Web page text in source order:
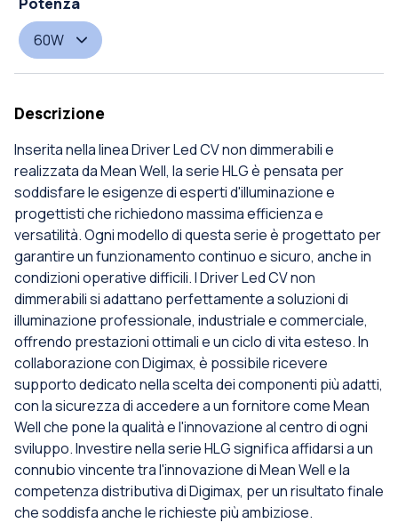
60W
Descrizione
Inserita nella linea Driver Led CV non dimmerabili e
realizzata da Mean Well, la serie HLG è pensata per
soddisfare le esigenze di esperti d'illuminazione e
progettisti che richiedono massima efficienza e
versatilità. Ogni modello di questa serie è progettato per
garantire un funzionamento continuo e sicuro, anche in
condizioni operative difficili. I Driver Led CV non
dimmerabili si adattano perfettamente a soluzioni di
illuminazione professionale, industriale e commerciale,
offrendo prestazioni ottimali e un ciclo di vita esteso. In
collaborazione con Digimax, è possibile ricevere
supporto dedicato nella scelta dei componenti più adatti,
con la sicurezza di accedere a un fornitore come Mean
Well che pone la qualità e l'innovazione al centro di ogni
sviluppo. Investire nella serie HLG significa affidarsi a un
connubio vincente tra l'innovazione di Mean Well e la
competenza distributiva di Digimax, per un risultato finale
che soddisfa anche le richieste più ambiziose.